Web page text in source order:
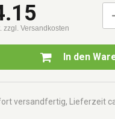
zzgl. Versandkosten
In den
versandfertig, Lieferzeit